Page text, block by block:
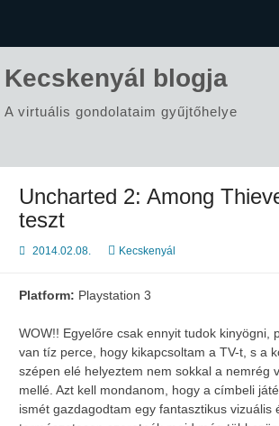
Kecskenyál blogja
A virtuális gondolataim gyűjtőhelye
Uncharted 2: Among
teszt
2014.02.08. Kecskenyál
Platform: Playstation 3
WOW!! Egyelőre csak ennyit tudok kinyögni,
van tíz perce, hogy kikapcsoltam a TV-t, s a
szépen elé helyeztem nem sokkal a nemrég
mellé. Azt kell mondanom, hogy a címbeli
ismét gazdagodtam egy fantasztikus vizuális